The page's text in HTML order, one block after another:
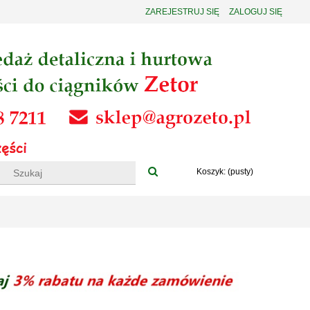
ZAREJESTRUJ SIĘ ZALOGUJ SIĘ
Koszyk: (pusty)